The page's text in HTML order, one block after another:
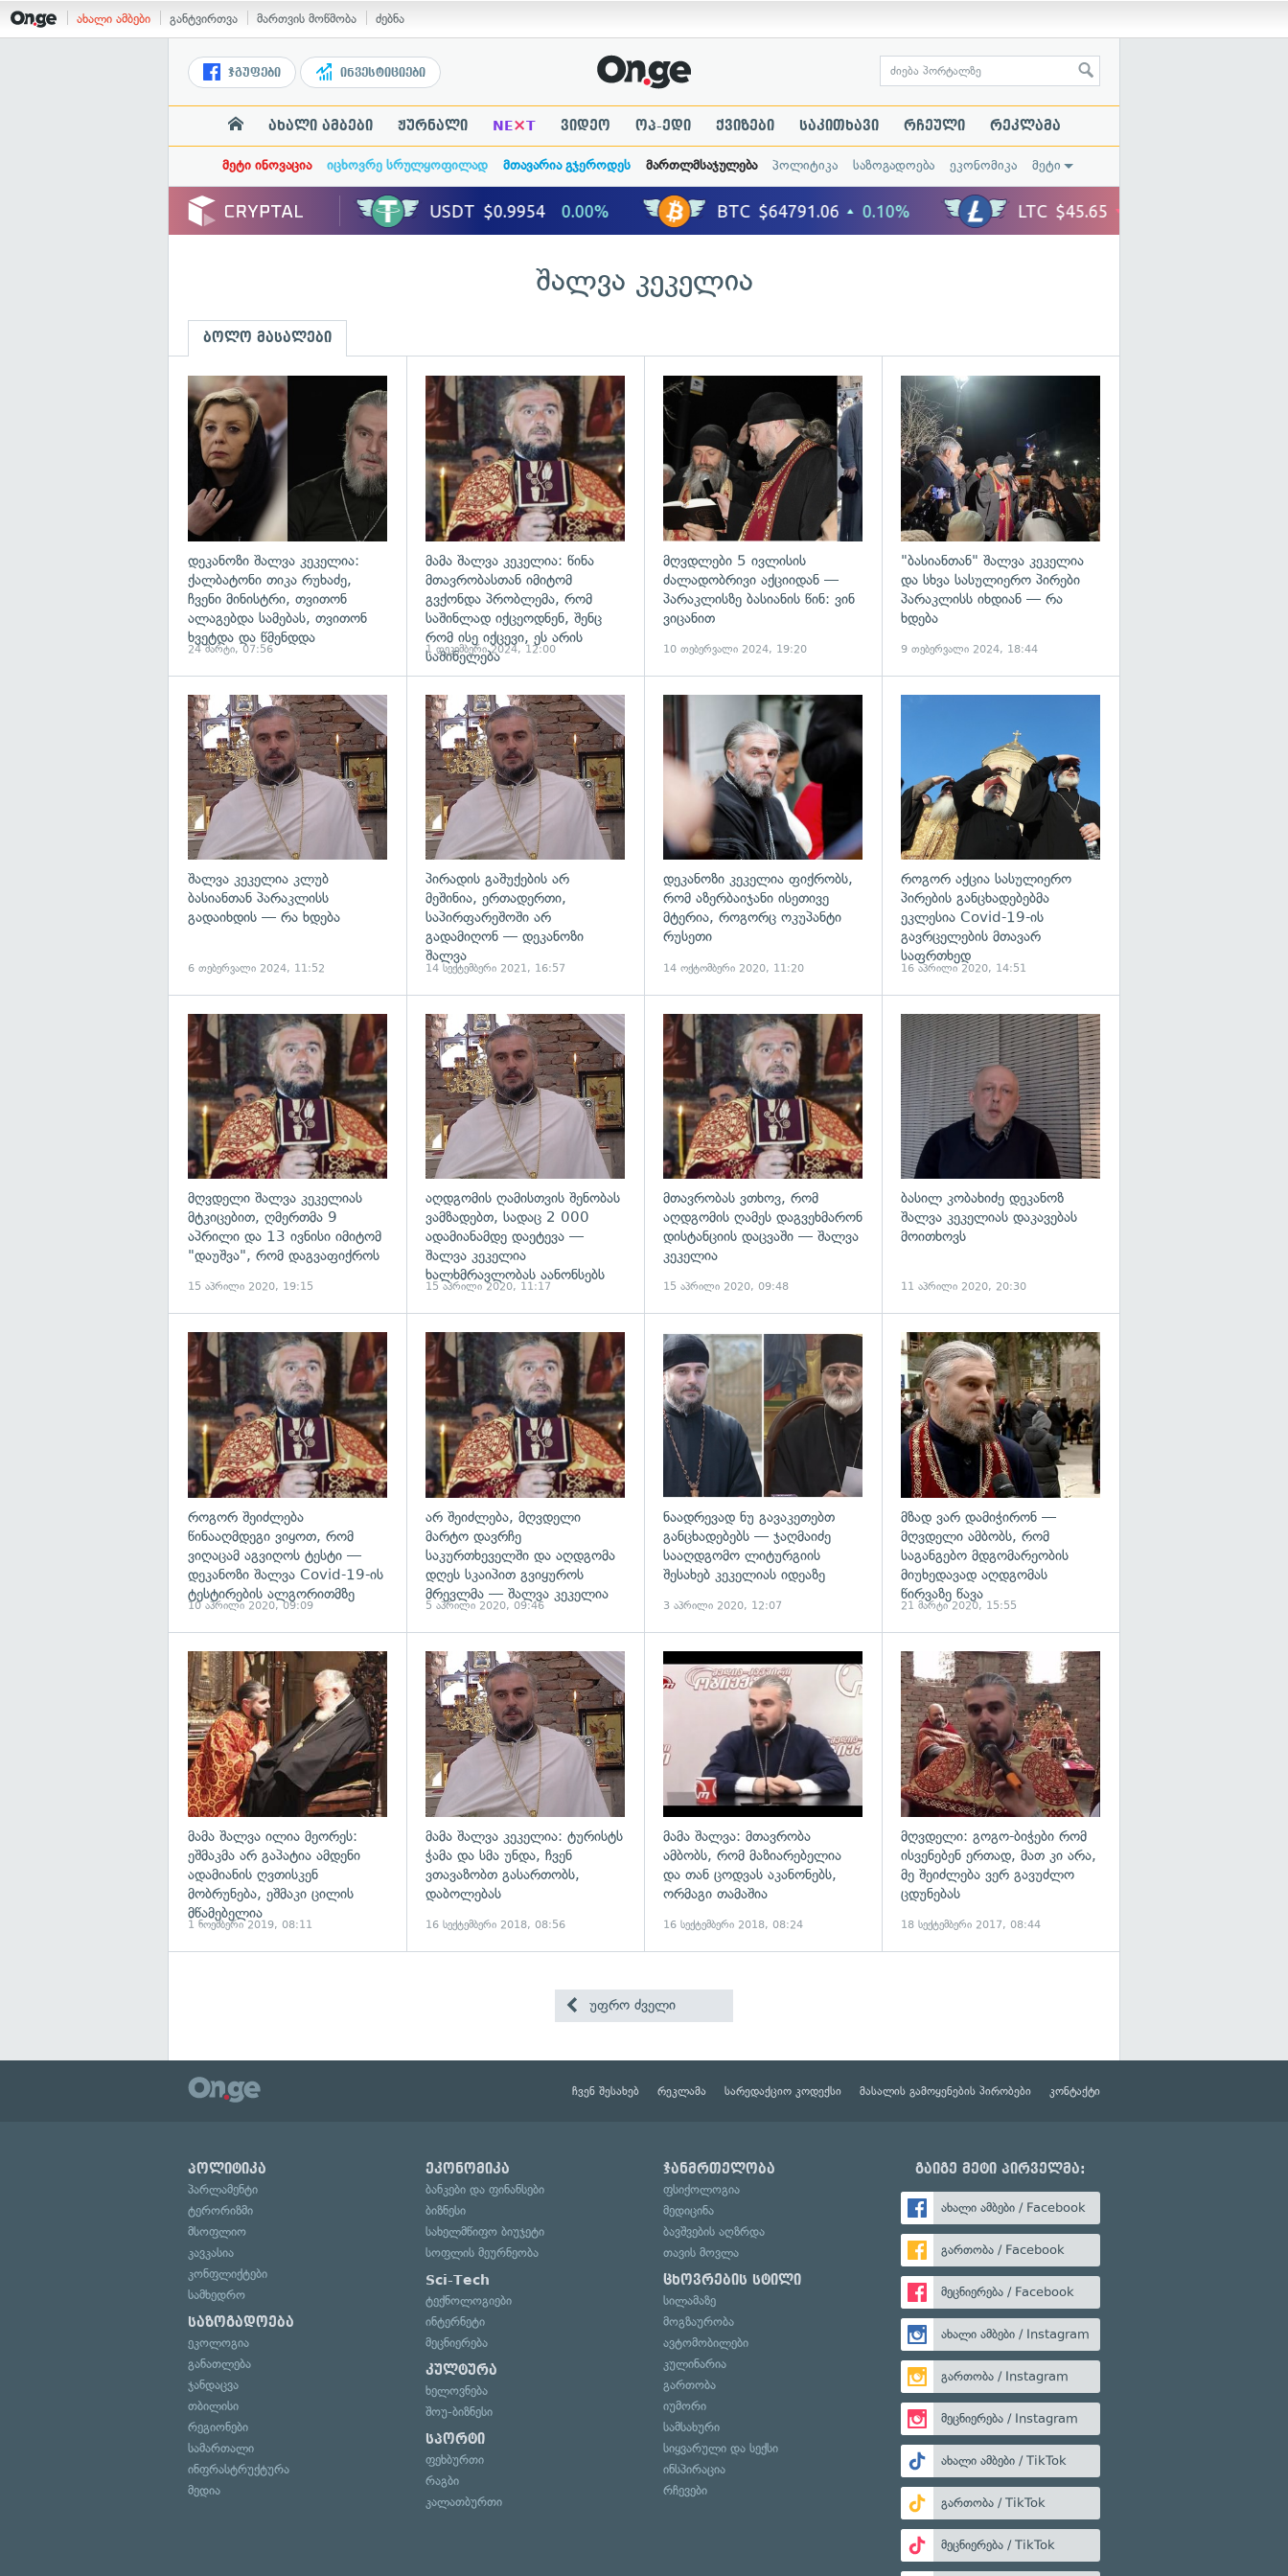
ახალი ამბები განტვირთვა მართვის მოწმობა ძებნა
ჯგუფები ინვესტიციები
ახალი ამბები ჟურნალი NE×T ვიდეო ოპ-ედი ქვიზები საკითხავი რჩეული რეკლამა
მეტი ინოვაცია იცხოვრე სრულყოფილად მთავარია გჯეროდეს მართლმსაჯულება პოლიტიკა საზოგადოება ეკონომიკა მეტი
შალვა კეკელია
ბოლო მასალები
გადახედვა
დეკანოზი შალვა კეკელია:
ქალბატონი თიკა რუხაძე,
ჩვენი მინისტრი, თვითონ
ალაგებდა სამებას, თვითონ
ხვეტდა და წმენდდა
24 მარტი, 07:56
გადახედვა
მამა შალვა კეკელია: წინა
მთავრობასთან იმიტომ
გვქონდა პრობლემა, რომ
საშინლად იქცეოდნენ, შენც
რომ ისე იქცევი, ეს არის
საშინელება
1 დეკემბერი 2024, 12:00
გადახედვა
მღვდლები 5 ივლისის
ძალადობრივი აქციიდან —
პარაკლისზე ბასიანის წინ: ვინ
ვიცანით
10 თებერვალი 2024, 19:20
"ბასიანთან" შალვა კეკელია
და სხვა სასულიერო პირები
პარაკლისს იხდიან — რა
ხდება
9 თებერვალი 2024, 18:44
გადახედვა
შალვა კეკელია კლუბ
ბასიანთან პარაკლისს
გადაიხდის — რა ხდება
6 თებერვალი 2024, 11:52
პირადის გაშუქების არ
მეშინია, ერთადერთი,
საპირფარეშოში არ
გადამიღონ — დეკანოზი
შალვა
14 სექტემბერი 2021, 16:57
დეკანოზი კეკელია ფიქრობს,
რომ აზერბაიჯანი ისეთივე
მტერია, როგორც ოკუპანტი
რუსეთი
14 ოქტომბერი 2020, 11:20
როგორ აქცია სასულიერო
პირების განცხადებებმა
ეკლესია Covid-19-ის
გავრცელების მთავარ
საფრთხედ
16 აპრილი 2020, 14:51
გადახედვა
მღვდელი შალვა კეკელიას
მტკიცებით, ღმერთმა 9
აპრილი და 13 ივნისი იმიტომ
"დაუშვა", რომ დაგვაფიქროს
15 აპრილი 2020, 19:15
გადახედვა
აღდგომის ღამისთვის შენობას
ვამზადებთ, სადაც 2 000
ადამიანამდე დაეტევა —
შალვა კეკელია
ხალხმრავლობას აანონსებს
15 აპრილი 2020, 11:17
გადახედვა
მთავრობას ვთხოვ, რომ
აღდგომის ღამეს დაგვეხმარონ
დისტანციის დაცვაში — შალვა
კეკელია
15 აპრილი 2020, 09:48
ბასილ კობახიძე დეკანოზ
შალვა კეკელიას დაკავებას
მოითხოვს
11 აპრილი 2020, 20:30
გადახედვა
როგორ შეიძლება
წინააღმდეგი ვიყოთ, რომ
ვიღაცამ აგვიღოს ტესტი —
დეკანოზი შალვა Covid-19-ის
ტესტირების ალგორითმზე
10 აპრილი 2020, 09:09
გადახედვა
არ შეიძლება, მღვდელი
მარტო დავრჩე
საკურთხეველში და აღდგომა
დღეს სკაიპით გვიყუროს
მრევლმა — შალვა კეკელია
5 აპრილი 2020, 09:46
გადახედვა
ნაადრევად ნუ გავაკეთებთ
განცხადებებს — ჯაღმაიძე
სააღდგომო ლიტურგიის
შესახებ კეკელიას იდეაზე
3 აპრილი 2020, 12:07
მზად ვარ დამიჭირონ —
მღვდელი ამბობს, რომ
საგანგებო მდგომარეობის
მიუხედავად აღდგომას
წირვაზე წავა
21 მარტი 2020, 15:55
გადახედვა
მამა შალვა ილია მეორეს:
ეშმაკმა არ გაპატია ამდენი
ადამიანის ღვთისკენ
მობრუნება, ეშმაკი ცილის
მწამებელია
1 ნოემბერი 2019, 08:11
გადახედვა
მამა შალვა კეკელია: ტურისტს
ჭამა და სმა უნდა, ჩვენ
ვთავაზობთ გასართობს,
დაბოლებას
16 სექტემბერი 2018, 08:56
გადახედვა
მამა შალვა: მთავრობა
ამბობს, რომ მაზიარებელია
და თან ცოდვას აკანონებს,
ორმაგი თამაშია
16 სექტემბერი 2018, 08:24
მღვდელი: გოგო-ბიჭები რომ
ისვენებენ ერთად, მათ კი არა,
მე შეიძლება ვერ გავუძლო
ცდუნებას
18 სექტემბერი 2017, 08:44
უფრო ძველი
ჩვენ შესახებ რეკლამა სარედაქციო კოდექსი მასალის გამოყენების პირობები კონტაქტი
პოლიტიკა
პარლამენტი
ტერორიზმი
მსოფლიო
კავკასია
კონფლიქტები
სამხედრო
საზოგადოება
ეკოლოგია
განათლება
ჯანდაცვა
თბილისი
რეგიონები
სამართალი
ინფრასტრუქტურა
მედია
ეკონომიკა
ბანკები და ფინანსები
ბიზნესი
სახელმწიფო ბიუჯეტი
სოფლის მეურნეობა
Sci-Tech
ტექნოლოგიები
ინტერნეტი
მეცნიერება
კულტურა
ხელოვნება
შოუ-ბიზნესი
სპორტი
ფეხბურთი
რაგბი
კალათბურთი
ჯანმრთელობა
ფსიქოლოგია
მედიცინა
ბავშვების აღზრდა
თავის მოვლა
ცხოვრების სტილი
სილამაზე
მოგზაურობა
ავტომობილები
კულინარია
გართობა
იუმორი
სამსახური
სიყვარული და სექსი
ინსპირაცია
რჩევები
გაიგე მეტი პირველმა:
ახალი ამბები / Facebook
გართობა / Facebook
მეცნიერება / Facebook
ახალი ამბები / Instagram
გართობა / Instagram
მეცნიერება / Instagram
ახალი ამბები / TikTok
გართობა / TikTok
მეცნიერება / TikTok